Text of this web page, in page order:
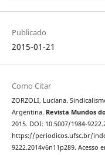
Publicado
2015-01-21
Como Citar
ZORZOLI, Luciana.
Argentina. Revista Mundos
2015. DOI: 10.5007/1984-
https://periodicos.ufsc.br/
9222.2014v6n11p289. Acesso